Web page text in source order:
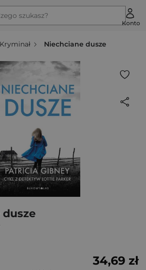
szukasz?
Konto
Kryminał Niechciane dusze
34,69 zł